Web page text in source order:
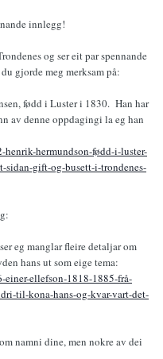
innlegg!
og ser eit par spennande
gjorde meg merksam på:
fødd i Luster i 1830. Han har
av denne oppdagingi la eg han
hermundson-fødd-i-luster-
gift-og-busett-i-trondenes-
eg manglar fleire detaljar om
hans ut som eige tema:
ellefson-1818-1885-frå-
til-kona-hans-og-kvar-vart-det-
namni dine, men nokre av dei